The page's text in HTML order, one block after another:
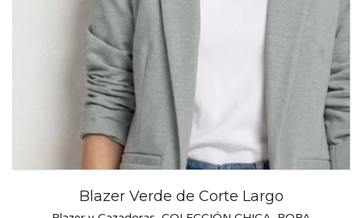
Blazer Verde de Corte Largo